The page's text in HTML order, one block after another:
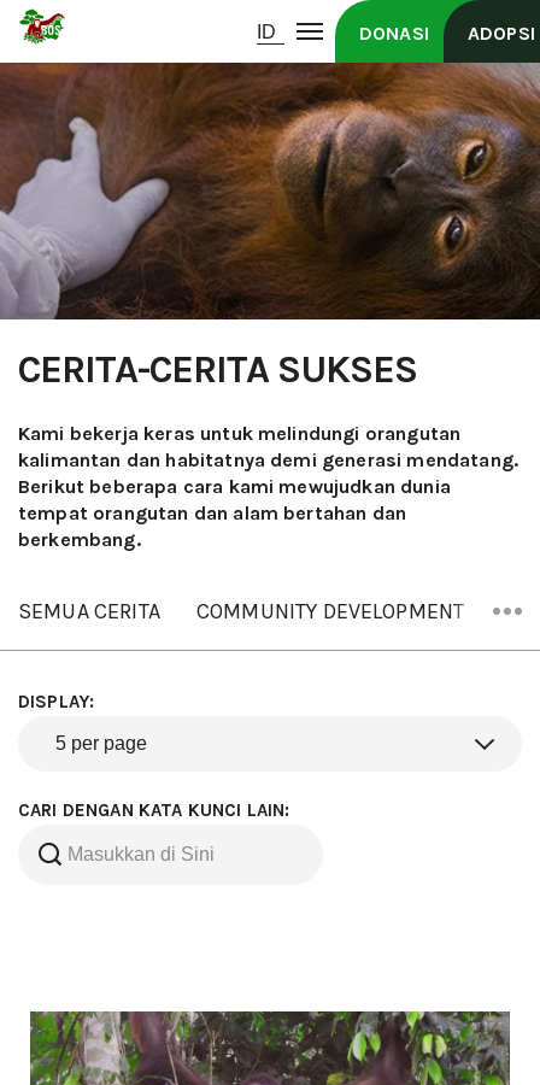
DONASI ADOPSI
CERITA-CERITA SUKSES
Kami bekerja keras untuk melindungi orangutan
kalimantan dan habitatnya demi generasi mendatang.
Berikut beberapa cara kami mewujudkan dunia
tempat orangutan dan alam bertahan dan
berkembang.
SEMUA CERITA COMMUNITY DEVELOPMENT
DISPLAY:
CARI DENGAN KATA KUNCI LAIN: